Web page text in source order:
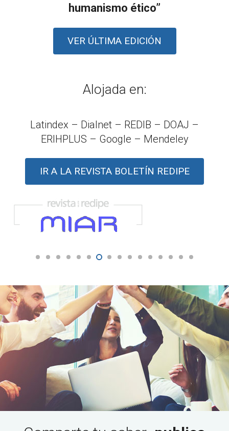
humanismo ético”
VER ÚLTIMA EDICIÓN
Alojada en:
Latindex – Dialnet – REDIB – DOAJ –
ERIHPLUS – Google – Mendeley
IR A LA REVISTA BOLETÍN REDIPE